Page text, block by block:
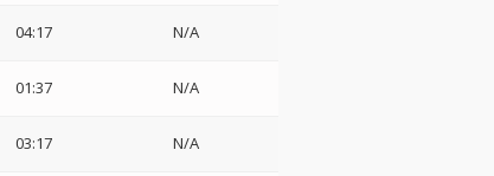
04:17 N/A
01:37 N/A
03:17 N/A